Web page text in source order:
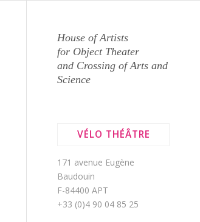
House of Artists
for Object Theater
and Crossing of Arts and
Science
VÉLO THÉÂTRE
171 avenue Eugène
Baudouin
F-84400 APT
+33 (0)4 90 04 85 25